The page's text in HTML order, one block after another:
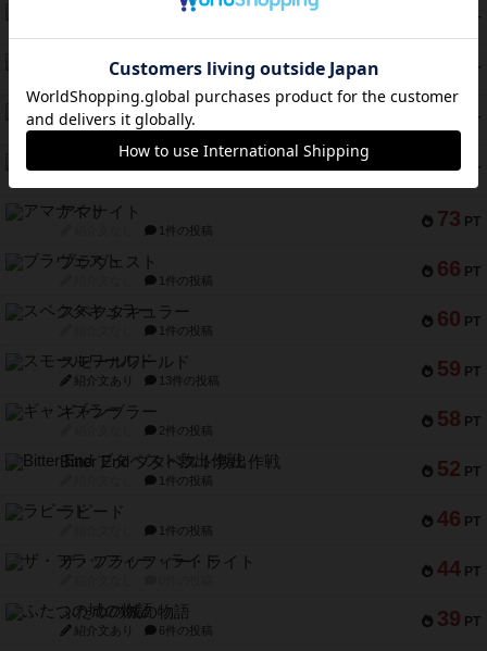
PT
テンプテーション
PT
インドネシア
PT
宵と暁の呪文書
紹介文あり 8件の投稿
73 PT
リスボン・トラム 28
73 PT
アマナイト
1件の投稿
66 PT
ブラヴェスト
1件の投稿
60 PT
スペクタキュラー
1件の投稿
59 PT
スモールワールド
紹介文あり 13件の投稿
58 PT
ギャンブラー
2件の投稿
52 PT
Bitter End ブタペスト救出作戦
1件の投稿
46 PT
ラピード
1件の投稿
44 PT
ザ・フラッフィー・ライト
39 PT
ふたつの城の物語
紹介文あり 6件の投稿